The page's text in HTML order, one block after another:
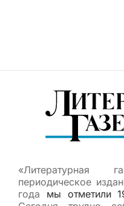
«Литературная
периодическое
года мы отметили